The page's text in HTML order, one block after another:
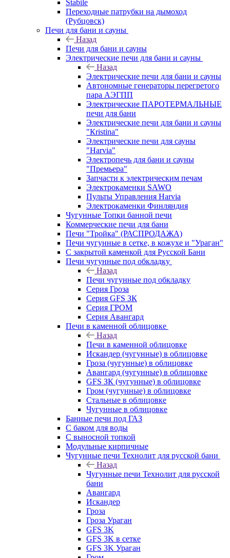
Stabile
Переходные патрубки на дымоход
(Рубцовск)
Печи для бани и сауны
Назад
Печи для бани и сауны
Электрические печи для бани и сауны
Назад
Электрические печи для бани и сауны
Автономные генераторы перегретого
пара АЭГПП
Электрические ПАРОТЕРМАЛЬНЫЕ
печи для бани
Электрические печи для бани и сауны
"Кristina"
Электрические печи для сауны
"Harvia"
Электропечь для бани и сауны
"Премьера"
Запчасти к электрическим печам
Электрокаменки SAWO
Пульты Управления Harvia
Электрокаменки Финляндия
Чугунные Топки банной печи
Коммерческие печи для бани
Печи "Тройка" (РАСПРОДАЖА)
Печи чугунные в сетке, в кожухе и "Ураган"
С закрытой каменкой для Русской Бани
Печи чугунные под обкладку
Назад
Печи чугунные под обкладку
Серия Гроза
Серия GFS ЗК
Серия ГРОМ
Серия Авангард
Печи в каменной облицовке
Назад
Печи в каменной облицовке
Искандер (чугунные) в облицовке
Гроза (чугунные) в облицовке
Авангард (чугунные) в облицовке
GFS ЗК (чугунные) в облицовке
Гром (чугунные) в облицовке
Стальные в облицовке
Чугунные в облицовке
Банные печи под ГАЗ
С баком для воды
С выносной топкой
Модульные кирпичные
Чугунные печи Технолит для русской бани
Назад
Чугунные печи Технолит для русской
бани
Авангард
Искандер
Гроза
Гроза Ураган
GFS 3K
GFS 3K в сетке
GFS 3K Ураган